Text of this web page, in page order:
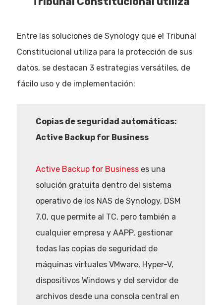
Entre las soluciones de Synology que el Tribunal
Constitucional utiliza para la protección de sus
datos, se destacan 3 estrategias versátiles, de
fácilo uso y de implementación:
Copias de seguridad automáticas:
Active Backup for Business
Active Backup for Businesses una
solución gratuita dentro del sistema
operativo de los NAS de Synology, DSM
7.0, que permite al TC, pero también a
cualquier empresa y AAPP, gestionar
todas las copias de seguridad de
máquinas virtuales VMware, Hyper-V,
dispositivos Windows y del servidor de
archivos desde una consola central en